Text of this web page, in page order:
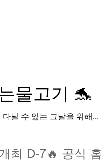
물고기 🐬
닐 수 있는 그날을 위해...
최 D-7🔥 공식 홈